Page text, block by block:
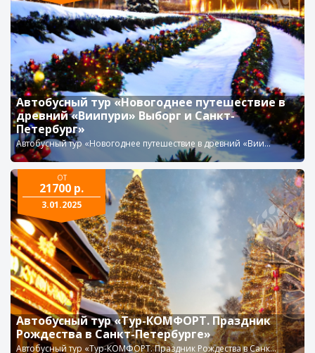
Автобусный тур «Новогоднее путешествие в
древний «Виипури» Выборг и Санкт-
Петербург»
Автобусный тур «Новогоднее путешествие в древний «Вии...
ОТ
21700 р.
3.01.2025
Автобусный тур «Тур-КОМФОРТ. Праздник
Рождества в Санкт-Петербурге»
Автобусный тур «Тур-КОМФОРТ. Праздник Рождества в Санк...